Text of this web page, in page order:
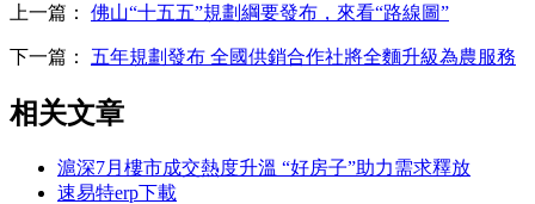
上一篇： 佛山“十五五”規劃綱要發布，來看“路線圖”
下一篇： 五年規劃發布 全國供銷合作社將全麵升級為農服務
相关文章
滬深7月樓市成交熱度升溫 “好房子”助力需求釋放
速易特erp下載